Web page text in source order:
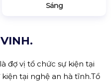
Sáng
đợ vị tổ chức sự kiện tại
tại nghệ an hà tĩnh.Tổ